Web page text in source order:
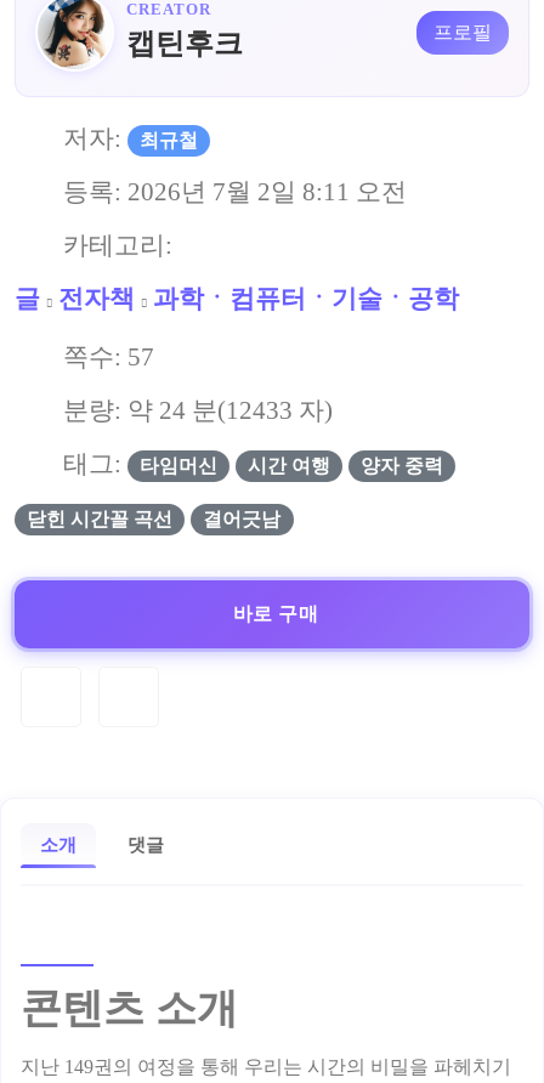
CREATOR
캡틴후크 프로필
저자: 최규철
등록: 2026년 7월 2일 8:11 오전
카테고리:
글
전자책 과학ㆍ컴퓨터ㆍ기술ㆍ공학
쪽수: 57
분량: 약 24 분(12433 자)
태그:
타임머신 시간 여행 양자 중력
닫힌 시간꼴 곡선 결어긋남
바로 구매
소개 댓글
콘텐츠 소개
지난 149권의 여정을 통해 우리는 시간의 비밀을 파헤치기